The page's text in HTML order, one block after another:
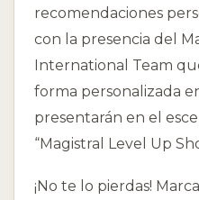
recomendaciones
con la presencia del
International Team
forma personalizada
presentarán en el
“Magistral Level Up
¡No te lo pierdas!